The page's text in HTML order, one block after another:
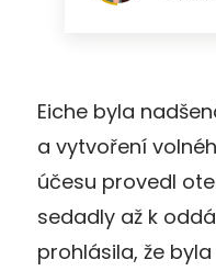
Eiche byla
a vytvoření
účesu provedl
sedadly až k
prohlásila, že